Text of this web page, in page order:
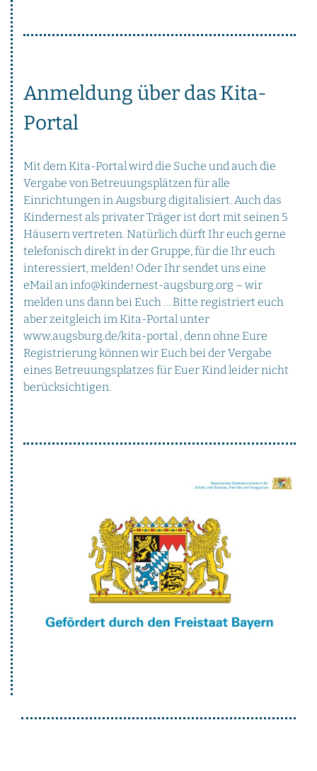
Anmeldung über das Kita-
Portal
Mit dem Kita-Portal wird die Suche und auch die
Vergabe von Betreuungsplätzen für alle
Einrichtungen in Augsburg digitalisiert. Auch das
Kindernest als privater Träger ist dort mit seinen 5
Häusern vertreten. Natürlich dürft Ihr euch gerne
telefonisch direkt in der Gruppe, für die Ihr euch
interessiert, melden! Oder Ihr sendet uns eine
eMail an info@kindernest-augsburg.org – wir
melden uns dann bei Euch … Bitte registriert euch
aber zeitgleich im Kita-Portal unter
www.augsburg.de/kita-portal , denn ohne Eure
Registrierung können wir Euch bei der Vergabe
eines Betreuungsplatzes für Euer Kind leider nicht
berücksichtigen.